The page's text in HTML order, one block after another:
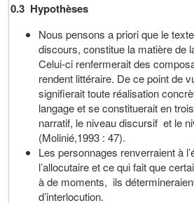
0.3 Hypothèses
Nous pensons a priori que le
discours, constitue la matière de
Celui-ci renfermerait des
rendent littéraire. De ce point de
signifierait toute réalisation
langage et se constituerait en
narratif, le niveau discursif et le
(Molinié,1993 : 47).
Les personnages renverraient à
l’allocutaire et ce qui fait que
à de moments, ils
d’interlocution.